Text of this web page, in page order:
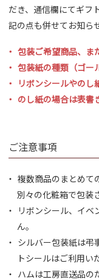
だき、通信欄にてギフ
記の点も併せてお知ら
包装ご希望商品、ま
包装紙の種類（ゴー
リボンシールやのし
のし紙の場合は表書
ご注意事項
複数商品のまとめて
別々の化粧箱で包装
リボンシール、イベ
ん。
シルバー包装紙は弔
トシールはご利用い
ハムは工房直送品の